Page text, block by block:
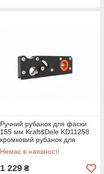
Ручний рубанок для фаски
155 мм Kraft&Dele KD11258
кромковий рубанок для
створення фігурної фаски
Немає в наявності
1 229 ₴